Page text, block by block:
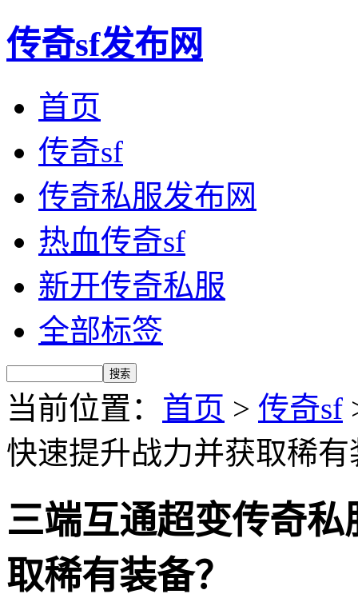
传奇sf发布网
首页
传奇sf
传奇私服发布网
热血传奇sf
新开传奇私服
全部标签
当前位置： 首页 > 传奇sf
快速提升战力并获取稀有
三端互通超变传奇
取稀有装备？